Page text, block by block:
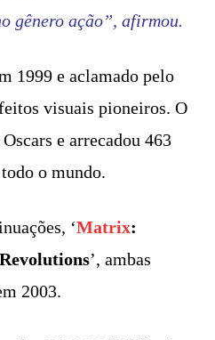
gênero ação”, afirmou.
1999 e aclamado pelo
visuais pioneiros. O
e arrecadou 463
o mundo.
‘Matrix:
’, ambas
2003.